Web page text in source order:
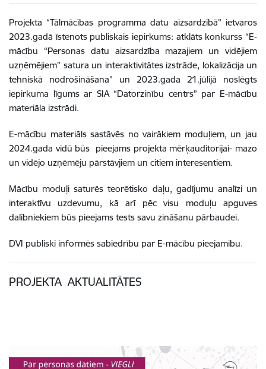
Projekta “Tālmācības programma datu aizsardzībā” ietvaros
2023.gadā īstenots publiskais iepirkums: atklāts konkurss “E-
mācību “Personas datu aizsardzība mazajiem un vidējiem
uzņēmējiem” satura un interaktivitātes izstrāde, lokalizācija un
tehniskā nodrošināšana” un 2023.gada 21.jūlijā noslēgts
iepirkuma līgums ar SIA “Datorzinību centrs” par E-mācību
materiāla izstrādi.
E-mācību materiāls sastāvēs no vairākiem moduļiem, un jau
2024.gada vidū būs pieejams projekta mērķauditorijai- mazo
un vidējo uzņēmēju pārstāvjiem un citiem interesentiem.
Mācību moduļi saturēs teorētisko daļu, gadījumu analīzi un
interaktīvu uzdevumu, kā arī pēc visu moduļu apguves
dalībniekiem būs pieejams tests savu zināšanu pārbaudei.
DVI publiski informēs sabiedrību par E-mācību pieejamību.
PROJEKTA AKTUALITĀTES